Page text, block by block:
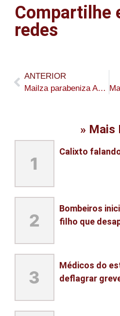
Compartilhe
redes
ANTERIOR
Mailza parabeniza Assis Brasil, Manoel Urbano e Senador Guiomard
» Mais
1
Calixto
2
Bombeiros
filho que
3
Médicos do
deflagrar